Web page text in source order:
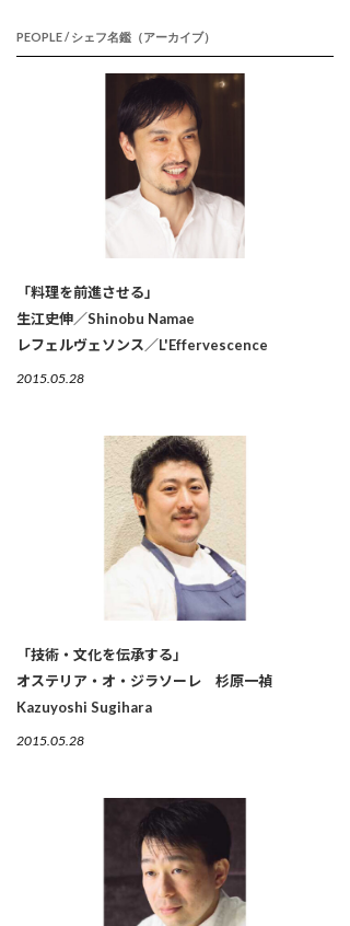
PEOPLE / シェフ名鑑（アーカイブ）
「料理を前進させる」
生江史伸／Shinobu Namae
レフェルヴェソンス／L'Effervescence
2015.05.28
「技術・文化を伝承する」
オステリア・オ・ジラソーレ 杉原一禎
Kazuyoshi Sugihara
2015.05.28